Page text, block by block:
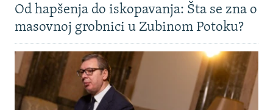
Od hapšenja do iskopavanja: Šta se zna o
masovnoj grobnici u Zubinom Potoku?